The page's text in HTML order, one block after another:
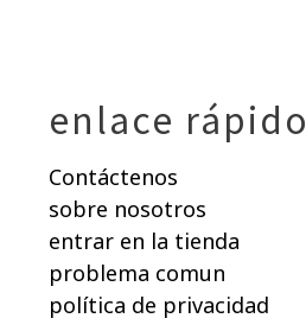
enlace rápido
Contáctenos
sobre nosotros
entrar en la tienda
problema comun
política de privacidad